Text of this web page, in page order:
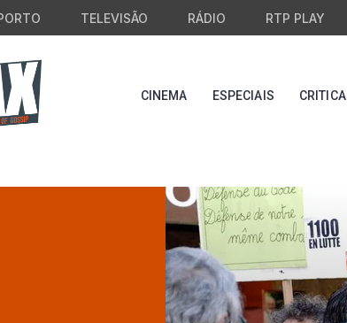
TELEVISÃO RÁDIO RTP PLAY
CINEMA ESPECIAIS CRITICA